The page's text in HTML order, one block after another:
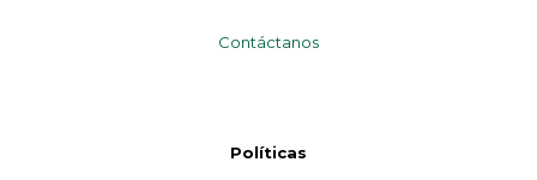
Contáctanos
Políticas